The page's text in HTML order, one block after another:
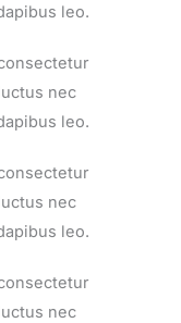
leo.
nec
leo.
nec
leo.
nec